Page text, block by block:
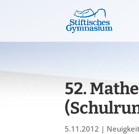
52.
5.11.2012 |